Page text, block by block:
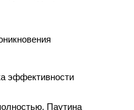
эффективности
Паутина